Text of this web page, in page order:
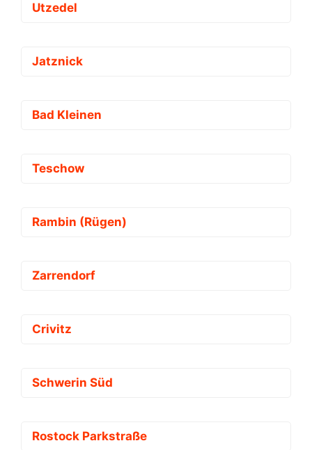
Utzedel
Jatznick
Bad Kleinen
Teschow
Rambin (Rügen)
Zarrendorf
Crivitz
Schwerin Süd
Rostock Parkstraße